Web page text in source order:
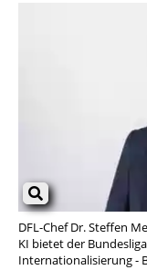
DFL-Chef Dr. Steffen
KI bietet der
Internationalisierung -